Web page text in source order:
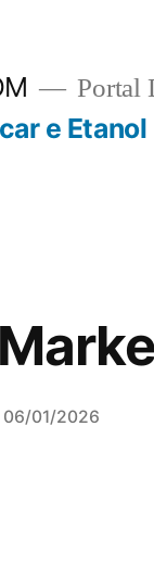
Portal
e Etanol
06/01/2026